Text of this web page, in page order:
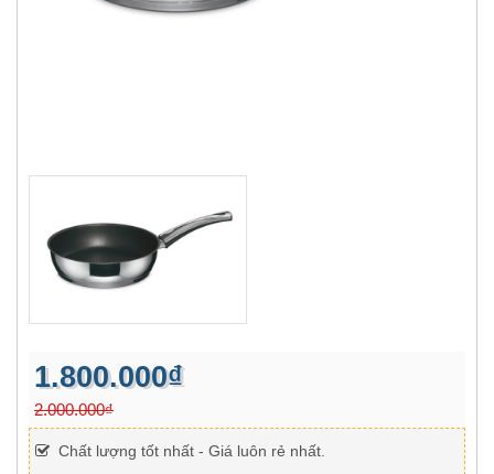
1.800.000₫
2.000.000₫
Chất lượng tốt nhất - Giá luôn rẻ nhất.